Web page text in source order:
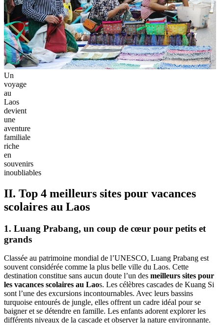
Un
voyage
au
Laos
devient
une
aventure
familiale
riche
en
souvenirs
inoubliables
II. Top 4 meilleurs sites pour vacances
scolaires au Laos
1. Luang Prabang, un coup de cœur pour petits et
grands
Classée au patrimoine mondial de l’UNESCO, Luang Prabang est
souvent considérée comme la plus belle ville du Laos. Cette
destination constitue sans aucun doute l’un des meilleurs sites pour
les vacances scolaires au Laos. Les célèbres cascades de Kuang Si
sont l’une des excursions incontournables. Avec leurs bassins
turquoise entourés de jungle, elles offrent un cadre idéal pour se
baigner et se détendre en famille. Les enfants adorent explorer les
différents niveaux de la cascade et observer la nature environnante.